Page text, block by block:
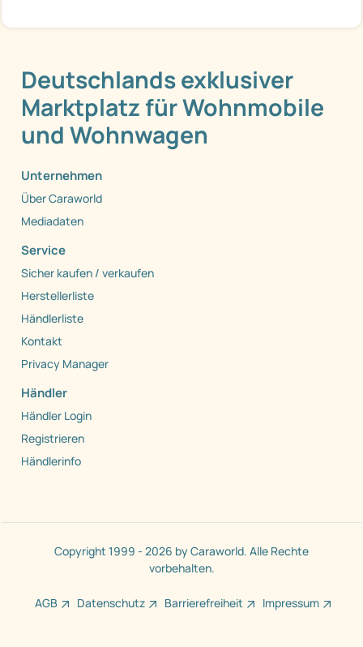
Deutschlands exklusiver
Marktplatz für Wohnmobile
und Wohnwagen
Unternehmen
Über Caraworld
Mediadaten
Service
Sicher kaufen / verkaufen
Herstellerliste
Händlerliste
Kontakt
Privacy Manager
Händler
Händler Login
Registrieren
Händlerinfo
Copyright 1999 - 2026 by Caraworld. Alle Rechte
vorbehalten.
AGB Datenschutz Barrierefreiheit Impressum